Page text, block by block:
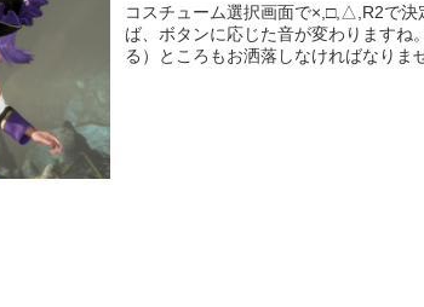
コスチューム選択画面で×,□,△,R2で決
ば、ボタンに応じた音が変わりますね
る）ところもお洒落しなければなりま